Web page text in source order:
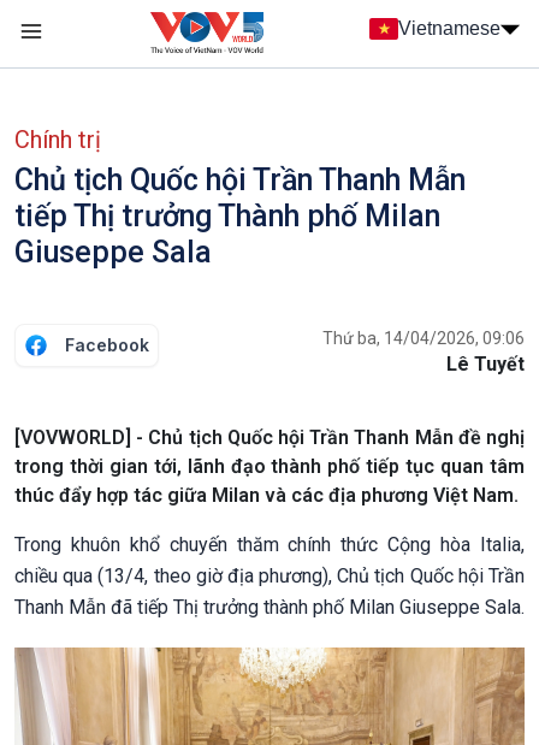
Nhảy đến nội dung
Vietnamese
Chính trị
Chủ tịch Quốc hội Trần Thanh Mẫn
tiếp Thị trưởng Thành phố Milan
Giuseppe Sala
Facebook Thứ ba, 14/04/2026, 09:06
Lê Tuyết
[VOVWORLD] - Chủ tịch Quốc hội Trần Thanh Mẫn đề nghị
trong thời gian tới, lãnh đạo thành phố tiếp tục quan tâm
thúc đẩy hợp tác giữa Milan và các địa phương Việt Nam.
Trong khuôn khổ chuyến thăm chính thức Cộng hòa Italia,
chiều qua (13/4, theo giờ địa phương), Chủ tịch Quốc hội Trần
Thanh Mẫn đã tiếp Thị trưởng thành phố Milan Giuseppe Sala.